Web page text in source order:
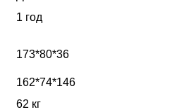
1 год
173*80*36
162*74*146
62 кг